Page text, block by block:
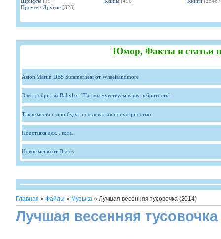
Прочее \ Другое [828]
Юмор, Факты и статьи
Aston Martin DBS Summerheat от Wheelsandmore
Электробритвы Babyliss: "Так мы чувствуем вашу небритость"
Такие места скоро будут пользоваться популярностью
Подставка для... кота.
Новое меню от Diz-cs
Главная » Файлы » Музыка » Лучшая весенняя тусовочка (2014)
Лучшая весенняя тусовочка